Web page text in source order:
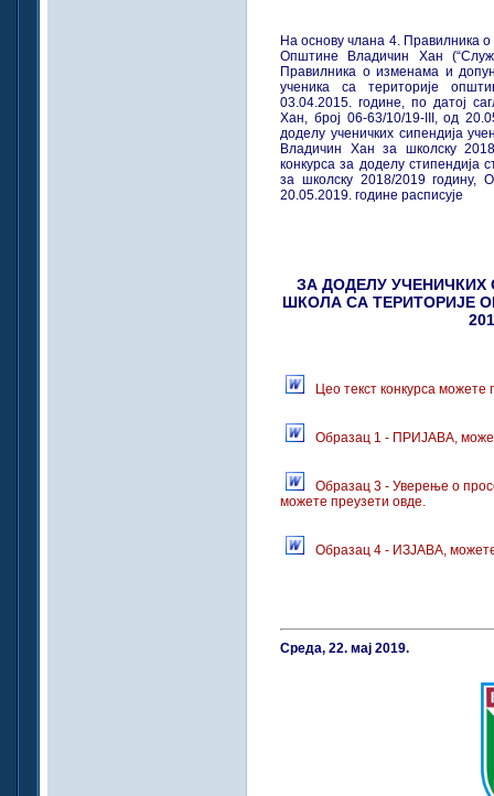
На основу члана 4. Правилника
Општине Владичин Хан
Правилника о изменама и
ученика са територије
03.04.2015. године, по датој
Хан, број 06-63/10/19-III, од
доделу ученичких сипендија
Владичин Хан за школску
конкурса за доделу
за школску 2018/2019
20.05.2019. године расписује
ЗА ДОДЕЛУ
ШКОЛА СА ТЕРИТОРИЈЕ
Цео текст конкурса можете
Образац 1 - ПРИЈАВА,
Образац 3 - Уверење о
можете преузети овде.
Образац 4 - ИЗЈАВА,
Среда, 22. мај 2019.